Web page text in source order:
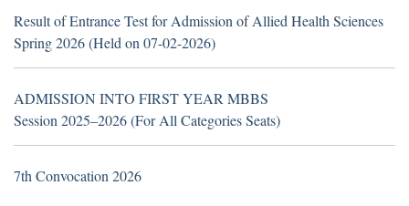
Spoke Model at Zahir Pir, Rahim Yar Khan,
attached with Sheikh Zayed Medical
Application Form
Result of Entrance Test for Admission of Allied Health Sciences
Spring 2026 (Held on 07-02-2026)
ADMISSION INTO FIRST YEAR MBBS
Session 2025–2026 (For All Categories Seats)
7th Convocation 2026